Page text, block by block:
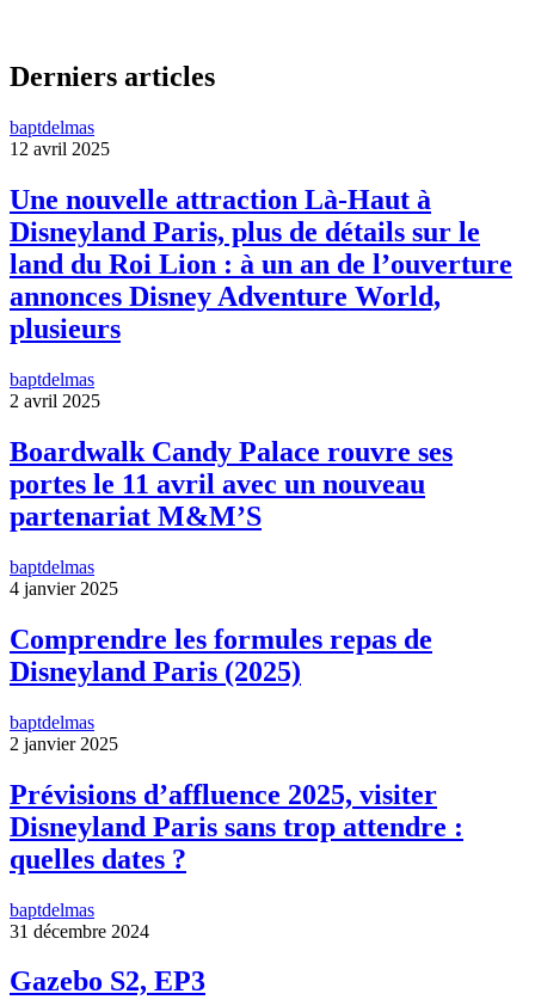
Derniers articles
baptdelmas
12 avril 2025
Une nouvelle attraction Là-Haut à
Disneyland Paris, plus de détails sur le
land du Roi Lion : à un an de l’ouverture
annonces Disney Adventure World,
plusieurs
baptdelmas
2 avril 2025
Boardwalk Candy Palace rouvre ses
portes le 11 avril avec un nouveau
partenariat M&M’S
baptdelmas
4 janvier 2025
Comprendre les formules repas de
Disneyland Paris (2025)
baptdelmas
2 janvier 2025
Prévisions d’affluence 2025, visiter
Disneyland Paris sans trop attendre :
quelles dates ?
baptdelmas
31 décembre 2024
Gazebo S2, EP3